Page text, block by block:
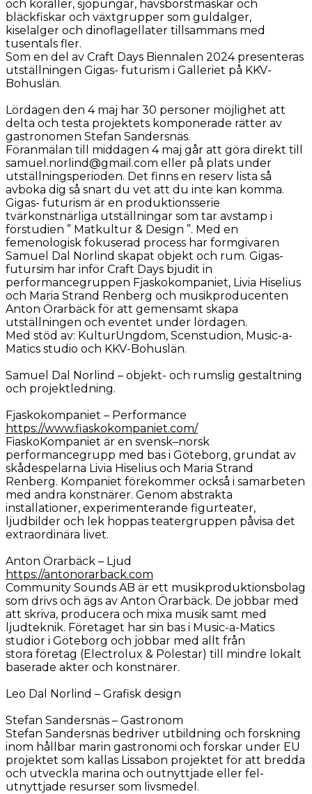
och koraller, sjöpungar, havsborstmaskar och
bläckfiskar och växtgrupper som guldalger,
kiselalger och dinoflagellater tillsammans med
tusentals fler.
Som en del av Craft Days Biennalen 2024 presenteras
utställningen Gigas- futurism i Galleriet på KKV-
Bohuslän.
Lördagen den 4 maj har 30 personer möjlighet att
delta och testa projektets komponerade rätter av
gastronomen Stefan Sandersnäs.
Föranmälan till middagen 4 maj går att göra direkt till
samuel.norlind@gmail.com eller på plats under
utställningsperioden. Det finns en reserv lista så
avboka dig så snart du vet att du inte kan komma.
Gigas- futurism är en produktionsserie
tvärkonstnärliga utställningar som tar avstamp i
förstudien ” Matkultur & Design ”. Med en
femenologisk fokuserad process har formgivaren
Samuel Dal Norlind skapat objekt och rum. Gigas-
futursim har inför Craft Days bjudit in
performancegruppen Fjaskokompaniet, Livia Hiselius
och Maria Strand Renberg och musikproducenten
Anton Örarbäck för att gemensamt skapa
utställningen och eventet under lördagen.
Med stöd av: KulturUngdom, Scenstudion, Music-a-
Matics studio och KKV-Bohuslän.
Samuel Dal Norlind – objekt- och rumslig gestaltning
och projektledning.
Fjaskokompaniet – Performance
https://www.fiaskokompaniet.com/
FiaskoKompaniet är en svensk–norsk
performancegrupp med bas i Göteborg, grundat av
skådespelarna Livia Hiselius och Maria Strand
Renberg. Kompaniet förekommer också i samarbeten
med andra konstnärer. Genom abstrakta
installationer, experimenterande figurteater,
ljudbilder och lek hoppas teatergruppen påvisa det
extraordinära livet.
Anton Örarbäck – Ljud
https://antonorarback.com
Community Sounds AB är ett musikproduktionsbolag
som drivs och ägs av Anton Örarbäck. De jobbar med
att skriva, producera och mixa musik samt med
ljudteknik. Företaget har sin bas i Music-a-Matics
studior i Göteborg och jobbar med allt från
stora företag (Electrolux & Polestar) till mindre lokalt
baserade akter och konstnärer.
Leo Dal Norlind – Grafisk design
Stefan Sandersnäs – Gastronom
Stefan Sandersnäs bedriver utbildning och forskning
inom hållbar marin gastronomi och forskar under EU
projektet som kallas Lissabon projektet för att bredda
och utveckla marina och outnyttjade eller fel-
utnyttjade resurser som livsmedel.